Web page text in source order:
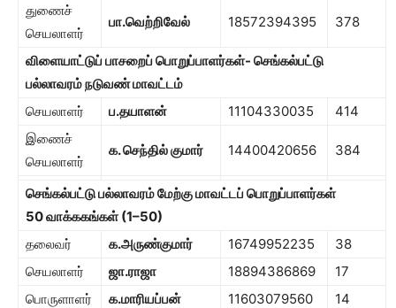
துணைச்
செயலாளர்
பா.வெற்றிவேல் 18572394395 378
விளையாட்டுப் பாசறைப் பொறுப்பாளர்கள்- செங்கல்பட்டு
பல்லாவரம் நடுவண் மாவட்டம்
செயலாளர்
ப.தயாளன் 11104330035
414
இணைச்
செயலாளர்
க. செந்தில் குமார் 14400420656 384
செங்கல்பட்டு பல்லாவரம் மேற்கு மாவட்டப் பொறுப்பாளர்கள்
50வாக்ககங்கள் (1–50)
தலைவர்
க.அருண்குமார் 16749952235
38
செயலாளர்
ஜா.ராஜா 18894386869
17
பொருளாளர்
க.மாரியப்பன் 11603079560
14